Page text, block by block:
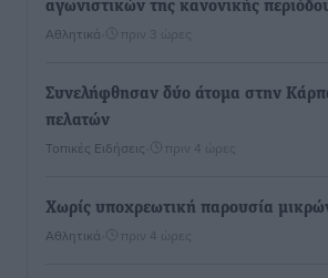
αγωνιστικών της κανονικής
Αθλητικά πριν 3 ώρες
Συνελήφθησαν δύο άτομα στην
πελατών
Τοπικές Ειδήσεις πριν 4 ώρες
Χωρίς υποχρεωτική παρουσία
Αθλητικά πριν 4 ώρες